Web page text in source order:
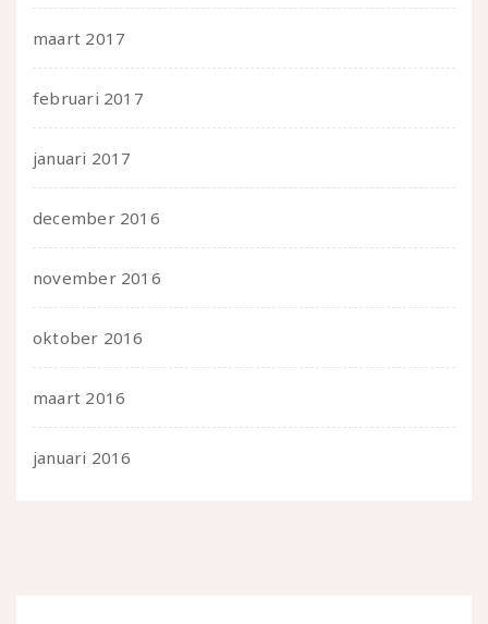
maart 2017
februari 2017
januari 2017
december 2016
november 2016
oktober 2016
maart 2016
januari 2016